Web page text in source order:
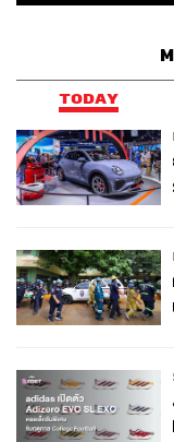
TODAY